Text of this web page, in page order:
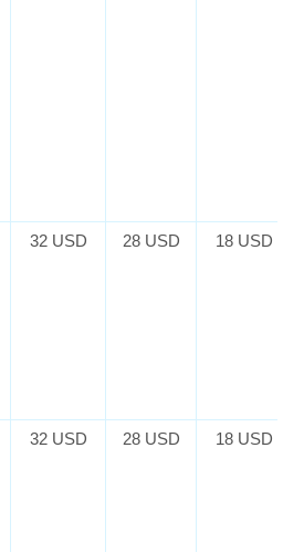
32 USD 28 USD 18 USD
32 USD 28 USD 18 USD